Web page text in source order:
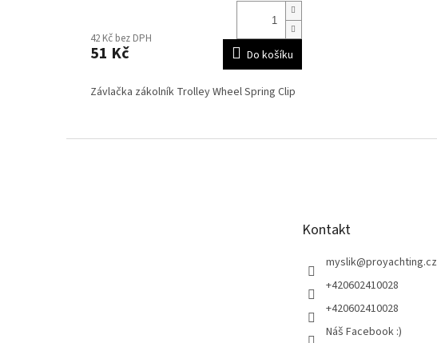
42 Kč bez DPH
51 Kč Do košíku
Závlačka zákolník Trolley Wheel Spring Clip
Kontakt
myslik@proyachting.cz
+420602410028
+420602410028
Náš Facebook :)